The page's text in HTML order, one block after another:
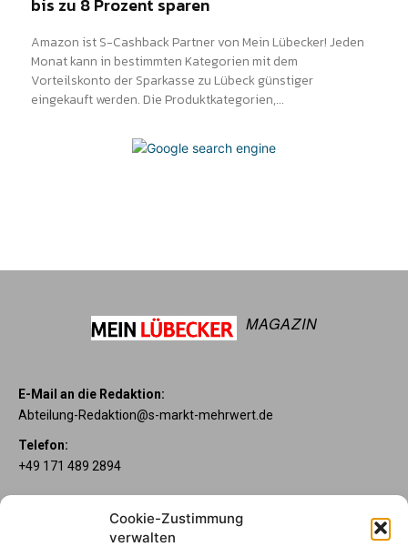
Cookie-Zustimmung
verwalten
bis zu 8 Prozent sparen
Amazon ist S-Cashback Partner von Mein Lübecker! Jeden
Monat kann in bestimmten Kategorien mit dem
Vorteilskonto der Sparkasse zu Lübeck günstiger
eingekauft werden. Die Produktkategorien,...
MAGAZIN
E-Mail an die Redaktion:
Abteilung-Redaktion@s-markt-mehrwert.de
Telefon:
+49 171 489 2894
Wenn’s um Geld geht, hat jeder ganz individuelle Vorstellungen.